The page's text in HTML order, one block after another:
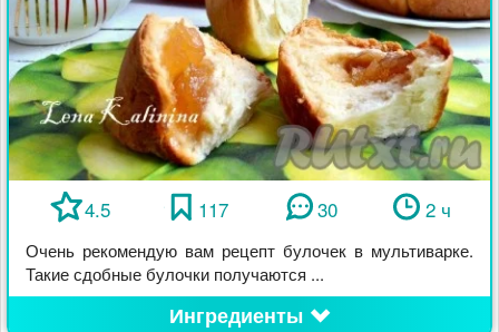
4.5 117 30 2 ч
Очень рекомендую вам рецепт булочек в мультиварке.
Такие сдобные булочки получаются ...
Ингредиенты